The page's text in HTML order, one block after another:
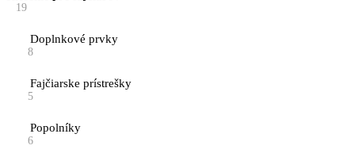
19
Doplnkové prvky
8
Fajčiarske prístrešky
5
Popolníky
6